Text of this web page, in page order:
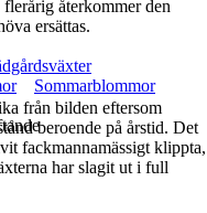
från bilden eftersom
beroende på årstid. Det
fackmannamässigt klippta,
har slagit ut i full
återkommer den
ersättas.
Sommarblommor